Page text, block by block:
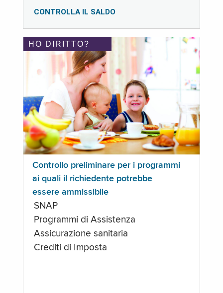
CONTROLLA IL SALDO
HO DIRITTO?
Controllo preliminare per i programmi
ai quali il richiedente potrebbe
essere ammissibile
SNAP
Programmi di Assistenza
Assicurazione sanitaria
Crediti di Imposta